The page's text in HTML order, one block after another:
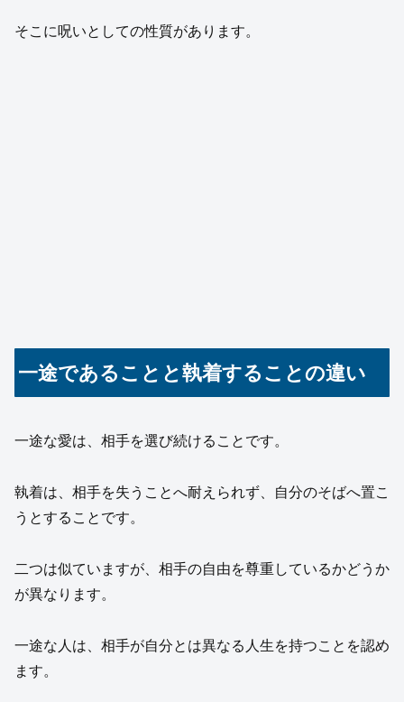
そこに呪いとしての性質があります。
一途であることと執着することの違い
一途な愛は、相手を選び続けることです。
執着は、相手を失うことへ耐えられず、自分のそばへ置こ
うとすることです。
二つは似ていますが、相手の自由を尊重しているかどうか
が異なります。
一途な人は、相手が自分とは異なる人生を持つことを認め
ます。